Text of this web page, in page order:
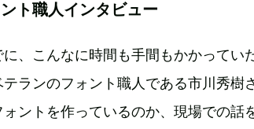
、こんなに時間も手間もかかってい
ランのフォント職人である市川秀樹
ントを作っているのか、現場での話